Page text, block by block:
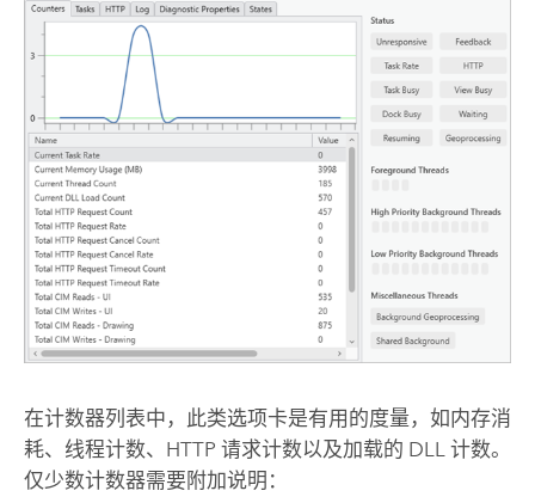
在计数器列表中，此类选项卡是有用的度量，如内存消
耗、线程计数、HTTP 请求计数以及加载的 DLL 计数。
仅少数计数器需要附加说明：